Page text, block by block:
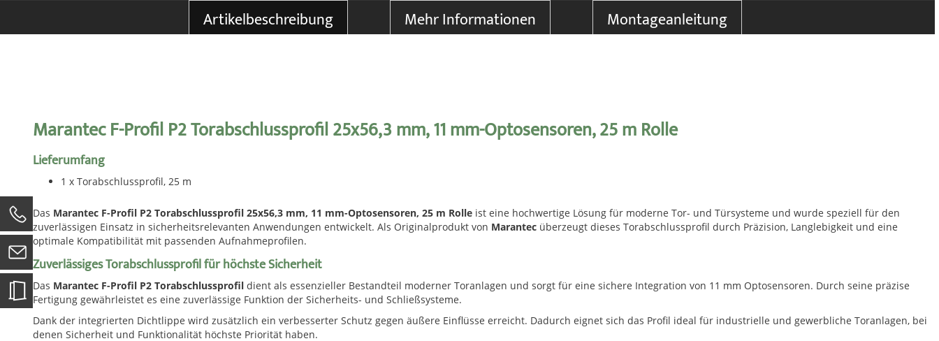
Artikelbeschreibung Mehr Informationen Montageanleitung
Marantec F-Profil P2 Torabschlussprofil 25x56,3 mm, 11 mm-Optosensoren, 25 m Rolle
Lieferumfang
1 x Torabschlussprofil, 25 m
Das Marantec F-Profil P2 Torabschlussprofil 25x56,3 mm, 11 mm-Optosensoren, 25 m Rolle ist eine hochwertige Lösung für moderne Tor- und Türsysteme und wurde speziell für den
zuverlässigen Einsatz in sicherheitsrelevanten Anwendungen entwickelt. Als Originalprodukt von Marantec überzeugt dieses Torabschlussprofil durch Präzision, Langlebigkeit und eine
optimale Kompatibilität mit passenden Aufnahmeprofilen.
Zuverlässiges Torabschlussprofil für höchste Sicherheit
Das Marantec F-Profil P2 Torabschlussprofil dient als essenzieller Bestandteil moderner Toranlagen und sorgt für eine sichere Integration von 11 mm Optosensoren. Durch seine präzise
Fertigung gewährleistet es eine zuverlässige Funktion der Sicherheits- und Schließsysteme.
Dank der integrierten Dichtlippe wird zusätzlich ein verbesserter Schutz gegen äußere Einflüsse erreicht. Dadurch eignet sich das Profil ideal für industrielle und gewerbliche Toranlagen, bei
denen Sicherheit und Funktionalität höchste Priorität haben.